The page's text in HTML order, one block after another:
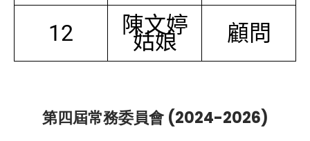
12 陳文婷
姑娘 顧問
第四屆常務委員會 (2024-2026)